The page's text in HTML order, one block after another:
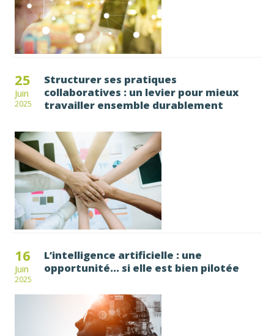
25
Juin
2025
Structurer ses pratiques
collaboratives : un levier pour mieux
travailler ensemble durablement
16
Juin
2025
L’intelligence artificielle : une
opportunité... si elle est bien pilotée